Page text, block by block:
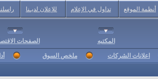
أنظمة الموقع تداول في الإعلام للإعلان لديـنا
المكتبه الصفحات
اعلانات الشركات ملخص السوق